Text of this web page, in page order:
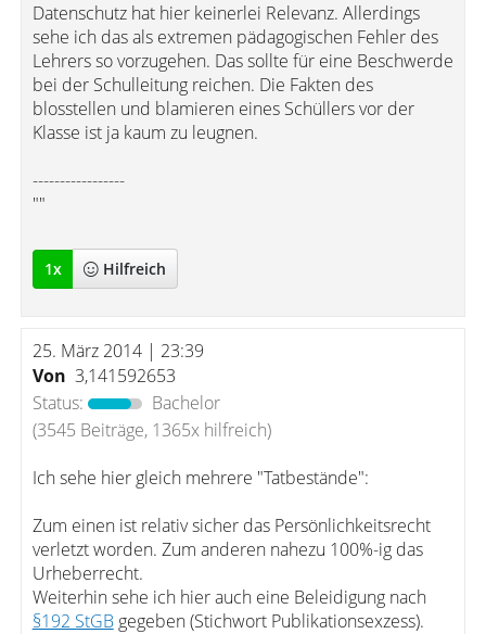
Datenschutz hat hier keinerlei Relevanz. Allerdings
sehe ich das als extremen pädagogischen Fehler des
Lehrers so vorzugehen. Das sollte für eine Beschwerde
bei der Schulleitung reichen. Die Fakten des
blosstellen und blamieren eines Schüllers vor der
Klasse ist ja kaum zu leugnen.
-----------------
""
1x Hilfreich
25. März 2014 | 23:39
Von 3,141592653
Status:
Bachelor
(3545 Beiträge, 1365x hilfreich)
Ich sehe hier gleich mehrere "Tatbestände":
Zum einen ist relativ sicher das Persönlichkeitsrecht
verletzt worden. Zum anderen nahezu 100%-ig das
Urheberrecht.
Weiterhin sehe ich hier auch eine Beleidigung nach
§192 StGBgegeben (Stichwort Publikationsexzess).